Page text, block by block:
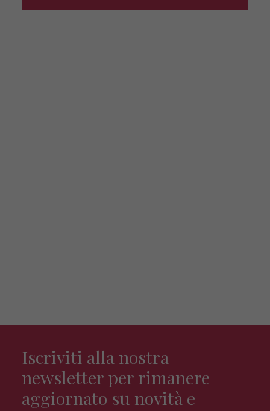
Iscriviti alla nostra
newsletter per rimanere
aggiornato su novità e